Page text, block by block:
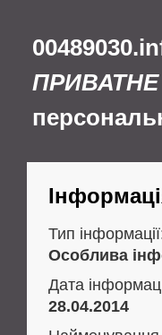
Тип
Особлива
Дата
28.04.2014